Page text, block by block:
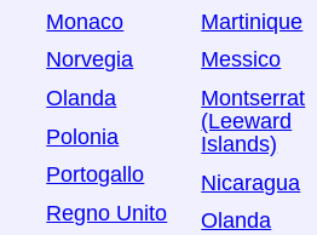
Monaco
Norvegia
Olanda
Polonia
Portogallo
Regno Unito
Martinique
Messico
Montserrat
(Leeward
Islands)
Nicaragua
Olanda